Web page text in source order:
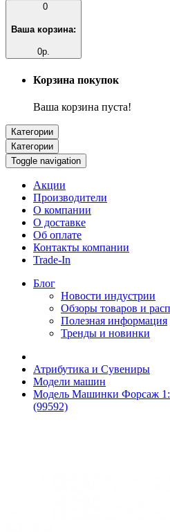
0
Ваша корзина:
0р.
Корзина покупок
Ваша корзина пуста!
Категории
Категории
Toggle navigation
Акции
Производители
О компании
О доставке
Об оплате
Контакты компании
Trade-In
Блог
Новости индустрии
Обзоры товаров и
Полезная информация
Тренды и новинки
Атрибутика и Сувениры
Модели машин
Модель Машинки Форсаж
(99592)